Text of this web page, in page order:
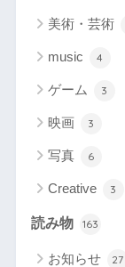
美術・芸術
music 4
ゲーム 3
映画 3
写真 6
Creative 3
読み物 163
お知らせ 27